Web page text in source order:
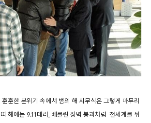
훈한 분위기 속에서 뱀의 해 시무식은 그렇게 마무리
해에는 9.11테러, 베를린 장벽 붕괴처럼 전세계를 뒤